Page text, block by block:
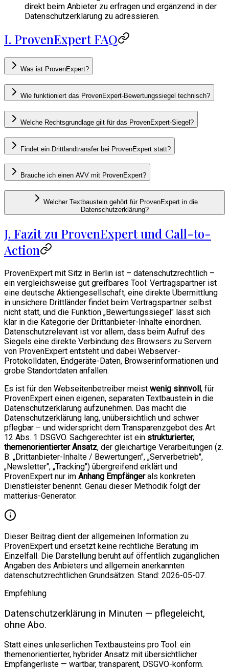
direkt beim Anbieter zu erfragen und ergänzend in der
Datenschutzerklärung zu adressieren.
I. ProvenExpert FAQ
Was ist ProvenExpert?
Wie funktioniert das ProvenExpert-Bewertungssiegel technisch?
Welche Rechtsgrundlage gilt für das ProvenExpert-Siegel?
Findet ein Drittlandtransfer bei ProvenExpert statt?
Brauche ich einen AVV mit ProvenExpert?
Welcher Textbaustein gehört für ProvenExpert in die
Datenschutzerklärung?
J. Fazit zu ProvenExpert und Call-to-
Action
ProvenExpert mit Sitz in Berlin ist – datenschutzrechtlich –
ein vergleichsweise gut greifbares Tool: Vertragspartner ist
eine deutsche Aktiengesellschaft, eine direkte Übermittlung
in unsichere Drittländer findet beim Vertragspartner selbst
nicht statt, und die Funktion „Bewertungssiegel" lässt sich
klar in die Kategorie der Drittanbieter-Inhalte einordnen.
Datenschutzrelevant ist vor allem, dass beim Aufruf des
Siegels eine direkte Verbindung des Browsers zu Servern
von ProvenExpert entsteht und dabei Webserver-
Protokolldaten, Endgeräte-Daten, Browserinformationen und
grobe Standortdaten anfallen.
Es ist für den Webseitenbetreiber meist wenig sinnvoll, für
ProvenExpert einen eigenen, separaten Textbaustein in die
Datenschutzerklärung aufzunehmen. Das macht die
Datenschutzerklärung lang, unübersichtlich und schwer
pflegbar – und widerspricht dem Transparenzgebot des Art.
12 Abs. 1 DSGVO. Sachgerechter ist ein strukturierter,
themenorientierter Ansatz, der gleichartige Verarbeitungen (z.
B. „Drittanbieter-Inhalte / Bewertungen", „Serverbetrieb",
„Newsletter", „Tracking") übergreifend erklärt und
ProvenExpert nur im Anhang Empfängerals konkreten
Dienstleister benennt. Genau dieser Methodik folgt der
matterius-Generator.
Dieser Beitrag dient der allgemeinen Information zu
ProvenExpert und ersetzt keine rechtliche Beratung im
Einzelfall. Die Darstellung beruht auf öffentlich zugänglichen
Angaben des Anbieters und allgemein anerkannten
datenschutzrechtlichen Grundsätzen. Stand: 2026-05-07.
Empfehlung
Datenschutzerklärung in Minuten — pflegeleicht,
ohne Abo.
Statt eines unleserlichen Textbausteins pro Tool: ein
themenorientierter, hybrider Ansatz mit übersichtlicher
Empfängerliste — wartbar, transparent, DSGVO-konform.